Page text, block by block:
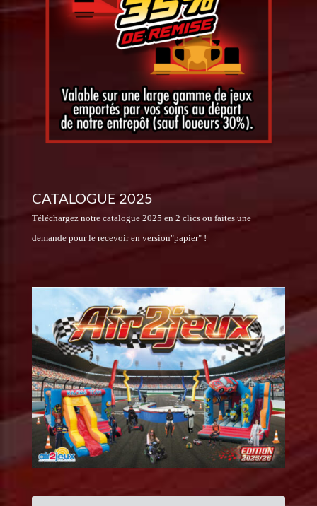
CATALOGUE 2025
Téléchargez notre catalogue 2025 en 2 clics ou faites une
demande pour le recevoir en version"papier" !